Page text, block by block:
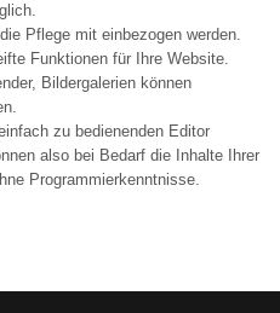
Pflege mit einbezogen werden.
Funktionen für Ihre Website.
Bildergalerien können
zu bedienenden Editor
also bei Bedarf die Inhalte Ihrer
Programmierkenntnisse.